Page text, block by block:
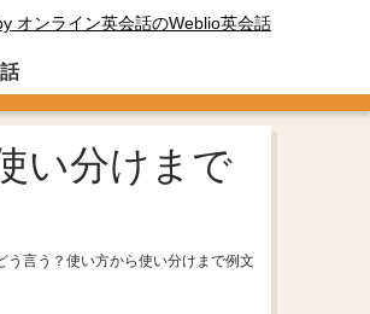
オンライン英会話のWeblio英会話
い分けまで
う言う？使い方から使い分けまで例文